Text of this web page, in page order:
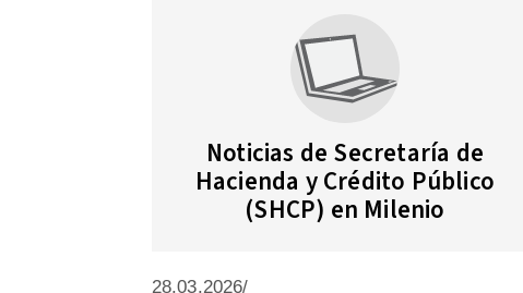
Noticias de Secretaría de
Hacienda y Crédito Público
(SHCP) en Milenio
28.03.2026/